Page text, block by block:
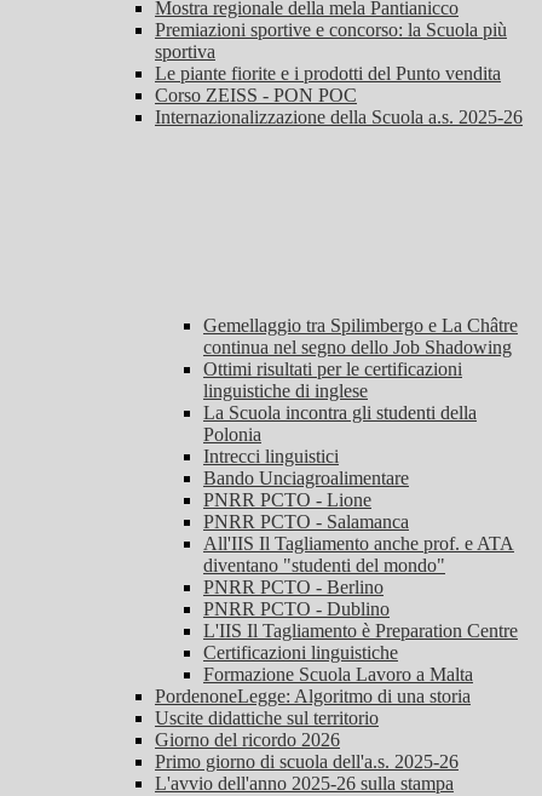
Mostra regionale della mela Pantianicco
Premiazioni sportive e concorso: la Scuola più
sportiva
Le piante fiorite e i prodotti del Punto vendita
Corso ZEISS - PON POC
Internazionalizzazione della Scuola a.s. 2025-26
Gemellaggio tra Spilimbergo e La Châtre
continua nel segno dello Job Shadowing
Ottimi risultati per le certificazioni
linguistiche di inglese
La Scuola incontra gli studenti della
Polonia
Intrecci linguistici
Bando Unciagroalimentare
PNRR PCTO - Lione
PNRR PCTO - Salamanca
All'IIS Il Tagliamento anche prof. e ATA
diventano "studenti del mondo"
PNRR PCTO - Berlino
PNRR PCTO - Dublino
L'IIS Il Tagliamento è Preparation Centre
Certificazioni linguistiche
Formazione Scuola Lavoro a Malta
PordenoneLegge: Algoritmo di una storia
Uscite didattiche sul territorio
Giorno del ricordo 2026
Primo giorno di scuola dell'a.s. 2025-26
L'avvio dell'anno 2025-26 sulla stampa